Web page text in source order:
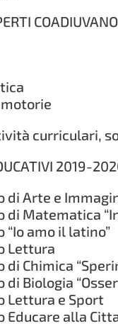
curriculari,
2019-
di Arte e
di Matematica
“Io amo il latino”
Lettura
di Chimica
di Biologia
Lettura e Sport
Educare alla